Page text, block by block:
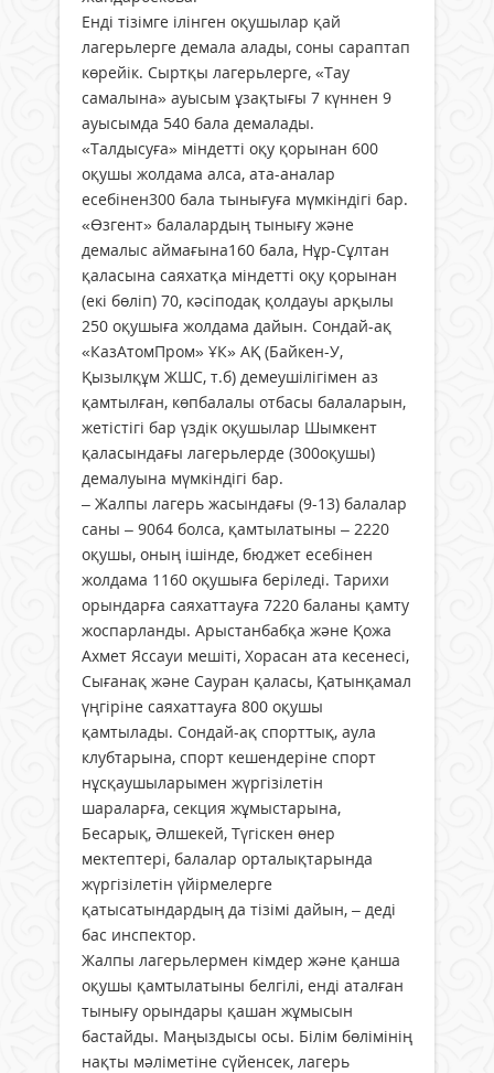
Енді тізімге ілінген оқушылар қай
лагерьлерге демала алады, соны сараптап
көрейік. Сыртқы ла­герь­лерге, «Тау
самалына» ауы­сым ұзақтығы 7 күннен 9
ауы­сымда 540 бала демалады.
«Талдысуға» міндетті оқу қорынан 600
оқушы жолдама алса, ата-аналар
есебінен300 бала тынығуға мүмкіндігі бар.
«Өзгент» балалардың тынығу және
демалыс аймағына160 бала, Нұр-Сұлтан
қаласына саяхатқа міндетті оқу қорынан
(екі бөліп) 70, кәсіподақ қолдауы арқылы
250 оқушыға жолдама дайын. Сондай-ақ
«КазАтомПром» ҰК» АҚ (Байкен-У,
Қызылқұм ЖШС, т.б) демеушілігімен аз
қамтылған, көпбалалы отбасы балаларын,
жетістігі бар үздік оқушылар Шымкент
қаласындағы лагерьлерде (300оқушы)
демалуына мүмкіндігі бар.
– Жалпы лагерь жасындағы (9-13) балалар
саны – 9064 болса, қамтылатыны – 2220
оқушы, оның ішінде, бюджет есебінен
жолдама 1160 оқушыға беріледі. Тарихи
орындарға саяхаттауға 7220 баланы қамту
жоспарланды. Арыстанбабқа және Қожа
Ахмет Яссауи мешіті, Хорасан ата кесенесі,
Сығанақ және Сауран қаласы, Қатынқамал
үңгіріне саяхаттауға 800 оқушы
қамтылады. Сондай-ақ спорттық, аула
клубтарына, спорт кешендеріне спорт
нұсқаушыларымен жүр­гізілетін
шараларға, секция жұ­мыс­тарына,
Бесарық, Әлшекей, Түгіскен өнер
мектептері, балалар орталықтарында
жүргізілетін үйір­мелерге
қатысатындардың да тізімі дайын, – деді
бас инспектор.
Жалпы лагерьлермен кімдер және қанша
оқушы қамтылатыны белгілі, енді аталған
тынығу орын­дары қашан жұмысын
бастайды. Маңыздысы осы. Білім бөлімінің
нақты мәліметіне сүйенсек, лагерь